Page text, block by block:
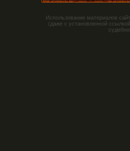
Использование материалов
(даже с установленной